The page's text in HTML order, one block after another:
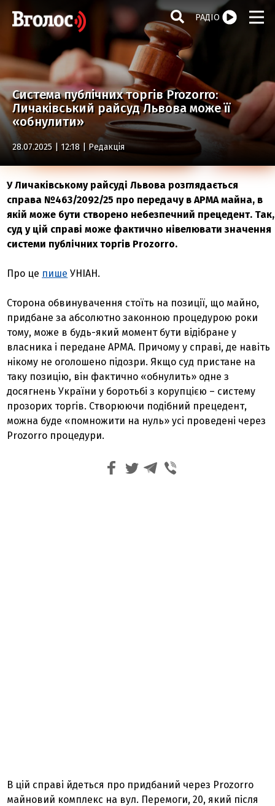
РАДІО
Система публічних торгів Prozorro:
Личаківський райсуд Львова може її
«обнулити»
28.07.2025 | 12:18 | Редакція
У Личаківському райсуді Львова розглядається
справа №463/2092/25 про передачу в АРМА майна, в
якій може бути створено небезпечний прецедент. Так,
суд у цій справі може фактично нівелювати значення
системи публічних торгів Prozorro.
Про це пише УНІАН.
Сторона обвинувачення стоїть на позиції, що майно,
придбане за абсолютно законною процедурою роки
тому, може в будь-який момент бути відібране у
власника і передане АРМА. Причому у справі, де навіть
нікому не оголошено підозри. Якщо суд пристане на
таку позицію, він фактично «обнулить» одне з
досягнень України у боротьбі з корупцією – систему
прозорих торгів. Створюючи подібний прецедент,
можна буде «помножити на нуль» усі проведені через
Prozorro процедури.
В цій справі йдеться про придбаний через Prozorro
майновий комплекс на вул. Перемоги, 20, який після